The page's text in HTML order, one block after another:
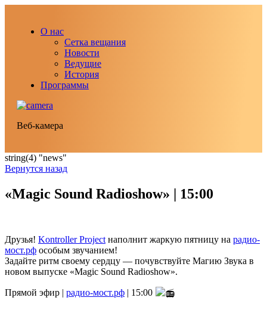
О нас
Сетка вещания
Новости
Ведущие
История
Программы
Веб-камера
string(4) "news"
Вернутся назад
«Magic Sound Radioshow» | 15:00
Друзья! Kontroller Project наполнит жаркую пятницу на радио-
мост.рф особым звучанием!
Задайте ритм своему сердцу — почувствуйте Магию Звука в
новом выпуске «Magic Sound Radioshow».
Прямой эфир | радио-мост.рф | 15:00